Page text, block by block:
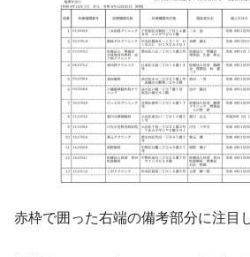
赤枠で囲った右端の備考部分に注目